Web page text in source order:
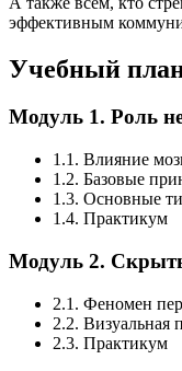
эффективным
Учебный
Модуль 1. Роль
1.1. Влияние
1.2. Базовые
1.3. Основные
1.4. Практикум
Модуль 2.
2.1. Феномен
2.2. Визуальная
2.3. Практикум